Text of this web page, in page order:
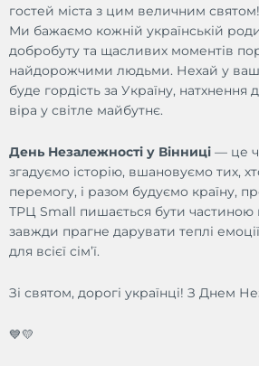
гостей міста з цим величним святом!
Ми бажаємо кожній українській
добробуту та щасливих моментів
найдорожчими людьми. Нехай у
буде гордість за Україну, натхнення
віра у світле майбутнє.
День Незалежності у Вінниці — це
згадуємо історію, вшановуємо тих,
перемогу, і разом будуємо країну,
ТРЦ Small пишається бути частиною
завжди прагне дарувати теплі
для всієї сім’ї.
Зі святом, дорогі українці! З Днем
💙💛